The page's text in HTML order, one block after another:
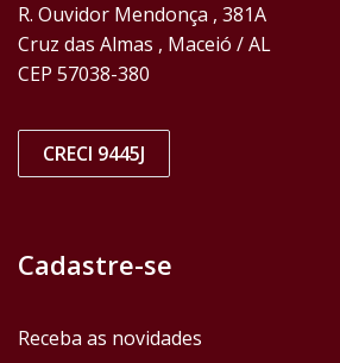
R. Ouvidor Mendonça , 381A
Cruz das Almas , Maceió / AL
CEP 57038-380
CRECI 9445J
Cadastre-se
Receba as novidades